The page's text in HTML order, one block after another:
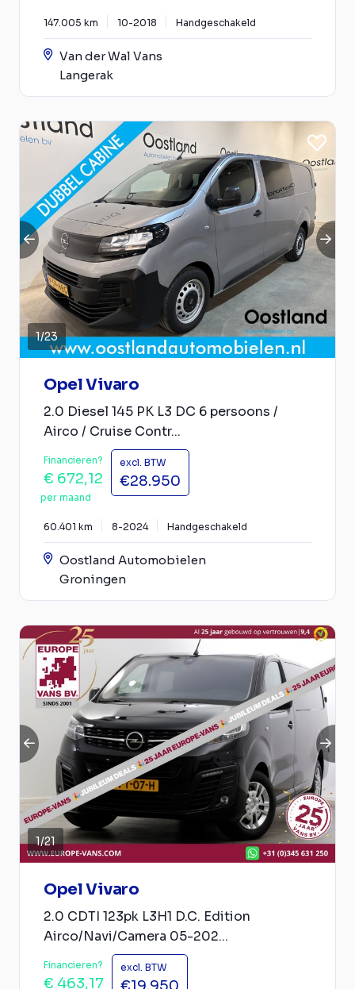
147.005 km 10-2018 Handgeschakeld
Van der Wal Vans
Langerak
1/23
Opel Vivaro
2.0 Diesel 145 PK L3 DC 6 persoons /
Airco / Cruise Contr...
Financieren?
€ 672,12
per maand
excl. BTW
€28.950
60.401 km 8-2024 Handgeschakeld
Oostland Automobielen
Groningen
1/21
Opel Vivaro
2.0 CDTI 123pk L3H1 D.C. Edition
Airco/Navi/Camera 05-202...
Financieren?
€ 463,17
excl. BTW
€19.950